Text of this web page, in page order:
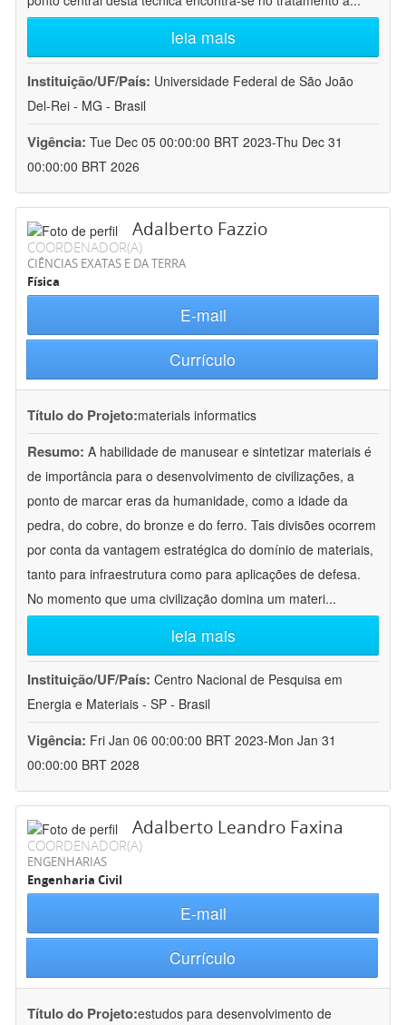
leia mais
Instituição/UF/País: Universidade Federal de São João
Del-Rei - MG - Brasil
Vigência: Tue Dec 05 00:00:00 BRT 2023-Thu Dec 31
00:00:00 BRT 2026
Adalberto Fazzio
COORDENADOR(A)
CIÊNCIAS EXATAS E DA TERRA
Física
E-mail
Currículo
Título do Projeto:materials informatics
Resumo: A habilidade de manusear e sintetizar materiais é
de importância para o desenvolvimento de civilizações, a
ponto de marcar eras da humanidade, como a idade da
pedra, do cobre, do bronze e do ferro. Tais divisões ocorrem
por conta da vantagem estratégica do domínio de materiais,
tanto para infraestrutura como para aplicações de defesa.
No momento que uma civilização domina um materi...
leia mais
Instituição/UF/País: Centro Nacional de Pesquisa em
Energia e Materiais - SP - Brasil
Vigência: Fri Jan 06 00:00:00 BRT 2023-Mon Jan 31
00:00:00 BRT 2028
Adalberto Leandro Faxina
COORDENADOR(A)
ENGENHARIAS
Engenharia Civil
E-mail
Currículo
Título do Projeto:estudos para desenvolvimento de